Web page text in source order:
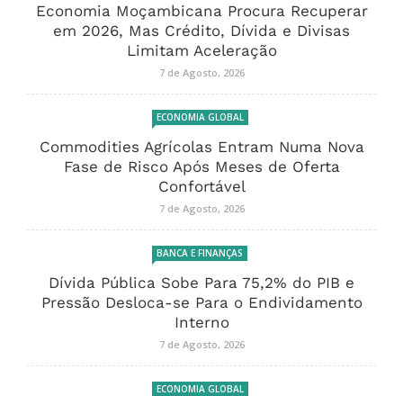
Economia Moçambicana Procura Recuperar
em 2026, Mas Crédito, Dívida e Divisas
Limitam Aceleração
7 de Agosto, 2026
ECONOMIA GLOBAL
Commodities Agrícolas Entram Numa Nova
Fase de Risco Após Meses de Oferta
Confortável
7 de Agosto, 2026
BANCA E FINANÇAS
Dívida Pública Sobe Para 75,2% do PIB e
Pressão Desloca-se Para o Endividamento
Interno
7 de Agosto, 2026
ECONOMIA GLOBAL